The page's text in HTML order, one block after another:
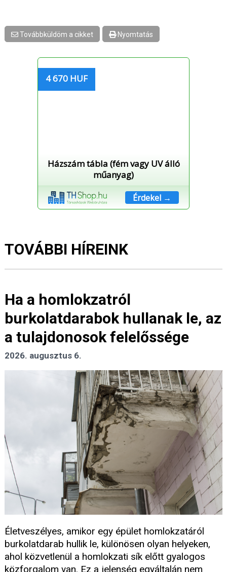
Továbbküldöm a cikket Nyomtatás
4 670 HUF
Házszám tábla (fém vagy UV álló
műanyag)
Érdekel →
TOVÁBBI HÍREINK
Ha a homlokzatról
burkolatdarabok hullanak le, az
a tulajdonosok felelőssége
2026. augusztus 6.
Életveszélyes, amikor egy épület homlokzatáról
burkolatdarab hullik le, különösen olyan helyeken,
ahol közvetlenül a homlokzati sík előtt gyalogos
közforgalom van. Ez a jelenség egyáltalán nem